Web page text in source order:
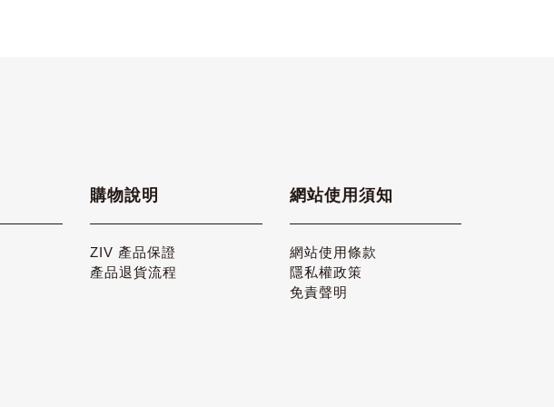
購物說明
ZIV 產品保證
產品退貨流程
網站使用須知
網站使用條款
隱私權政策
免責聲明